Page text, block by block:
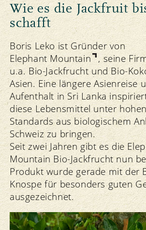
Wie es die Jackfruit
schafft
Boris Leko ist Gründer von
Elephant Mountain
, seine
u.a. Bio-Jackfrucht und Bio-
Asien. Eine längere Asienreise
Aufenthalt in Sri Lanka
diese Lebensmittel unter
Standards aus biologischem
Schweiz zu bringen.
Seit zwei Jahren gibt es die
Mountain Bio-Jackfrucht nun
Produkt wurde gerade mit der
Knospe für besonders guten
ausgezeichnet.